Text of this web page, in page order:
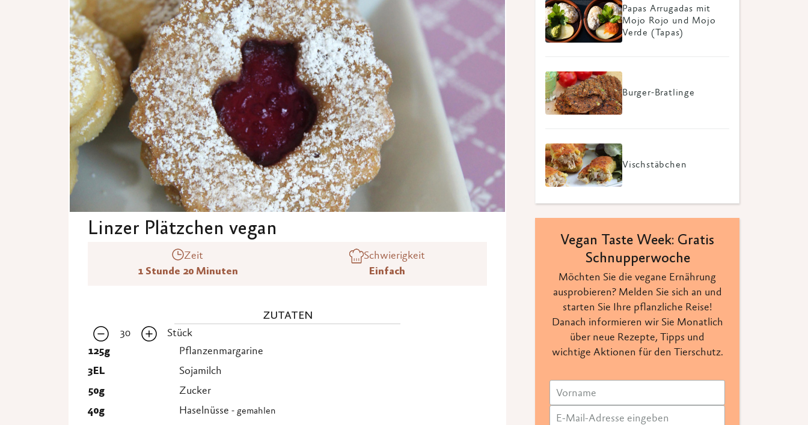
Linzer Plätzchen vegan
Zeit
1 Stunde 20 Minuten
Schwierigkeit
Einfach
ZUTATEN
30
Stück
125g
Pflanzenmargarine
3EL
Sojamilch
50g
Zucker
40g Haselnüsse - gemahlen
Papas Arrugadas mit
Mojo Rojo und Mojo
Verde (Tapas)
Burger-Bratlinge
Vischstäbchen
Vegan Taste Week: Gratis
Schnupperwoche
Möchten Sie die vegane Ernährung
ausprobieren? Melden Sie sich an und
starten Sie Ihre pflanzliche Reise!
Danach informieren wir Sie Monatlich
über neue Rezepte, Tipps und
wichtige Aktionen für den Tierschutz.